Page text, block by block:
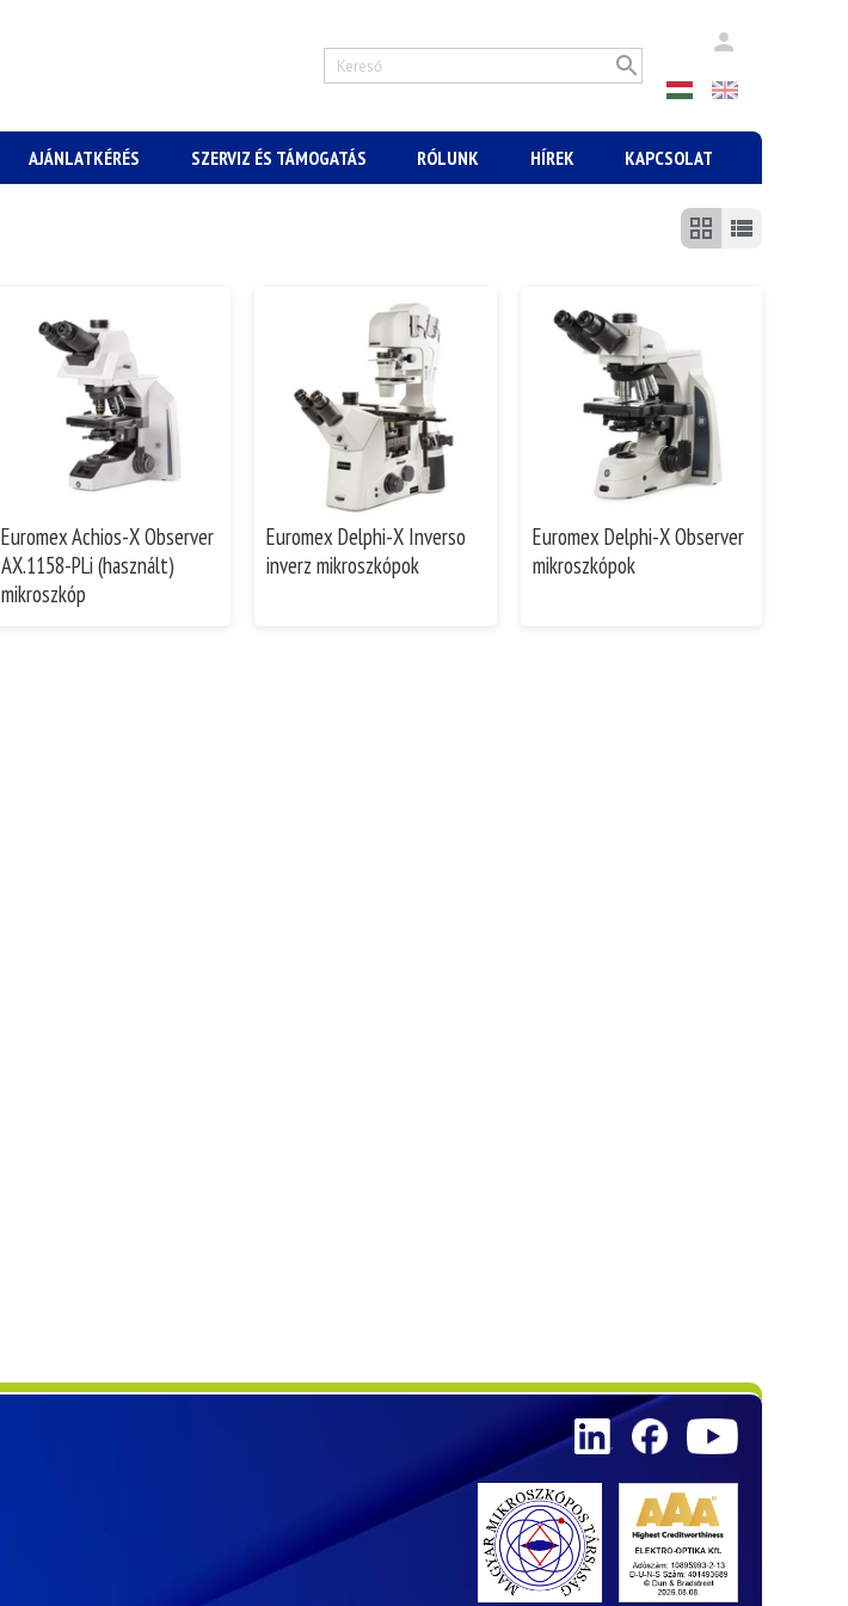
AJÁNLATKÉRÉS SZERVIZ ÉS TÁMOGATÁS RÓLUNK HÍREK KAPCSOLAT
Euromex Achios-X Observer
AX.1158-PLi (használt)
mikroszkóp
Euromex Delphi-X Inverso
inverz mikroszkópok
Euromex Delphi-X Observer
mikroszkópok